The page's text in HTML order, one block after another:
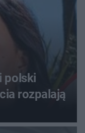
polski
rozpalają